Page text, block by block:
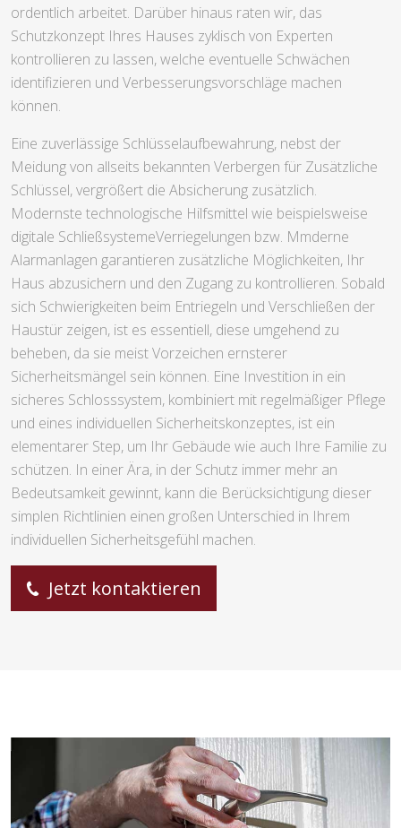
ordentlich arbeitet. Darüber hinaus raten wir, das
Schutzkonzept Ihres Hauses zyklisch von Experten
kontrollieren zu lassen, welche eventuelle Schwächen
identifizieren und Verbesserungsvorschläge machen
können.
Eine zuverlässige Schlüsselaufbewahrung, nebst der
Meidung von allseits bekannten Verbergen für Zusätzliche
Schlüssel, vergrößert die Absicherung zusätzlich.
Modernste technologische Hilfsmittel wie beispielsweise
digitale SchließsystemeVerriegelungen bzw. Mmderne
Alarmanlagen garantieren zusätzliche Möglichkeiten, Ihr
Haus abzusichern und den Zugang zu kontrollieren. Sobald
sich Schwierigkeiten beim Entriegeln und Verschließen der
Haustür zeigen, ist es essentiell, diese umgehend zu
beheben, da sie meist Vorzeichen ernsterer
Sicherheitsmängel sein können. Eine Investition in ein
sicheres Schlosssystem, kombiniert mit regelmäßiger Pflege
und eines individuellen Sicherheitskonzeptes, ist ein
elementarer Step, um Ihr Gebäude wie auch Ihre Familie zu
schützen. In einer Ära, in der Schutz immer mehr an
Bedeutsamkeit gewinnt, kann die Berücksichtigung dieser
simplen Richtlinien einen großen Unterschied in Ihrem
individuellen Sicherheitsgefühl machen.
Jetzt kontaktieren